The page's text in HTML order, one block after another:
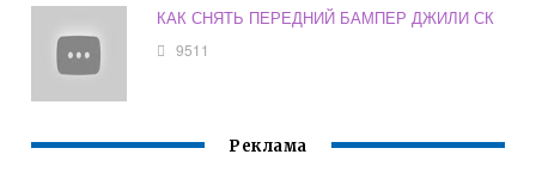
КАК СНЯТЬ ПЕРЕДНИЙ БАМПЕР ДЖИЛИ СК
9511
Реклама